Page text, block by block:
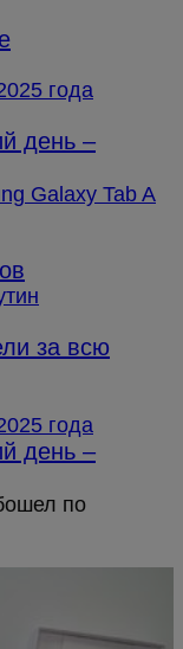
день –
за всю
день –
по